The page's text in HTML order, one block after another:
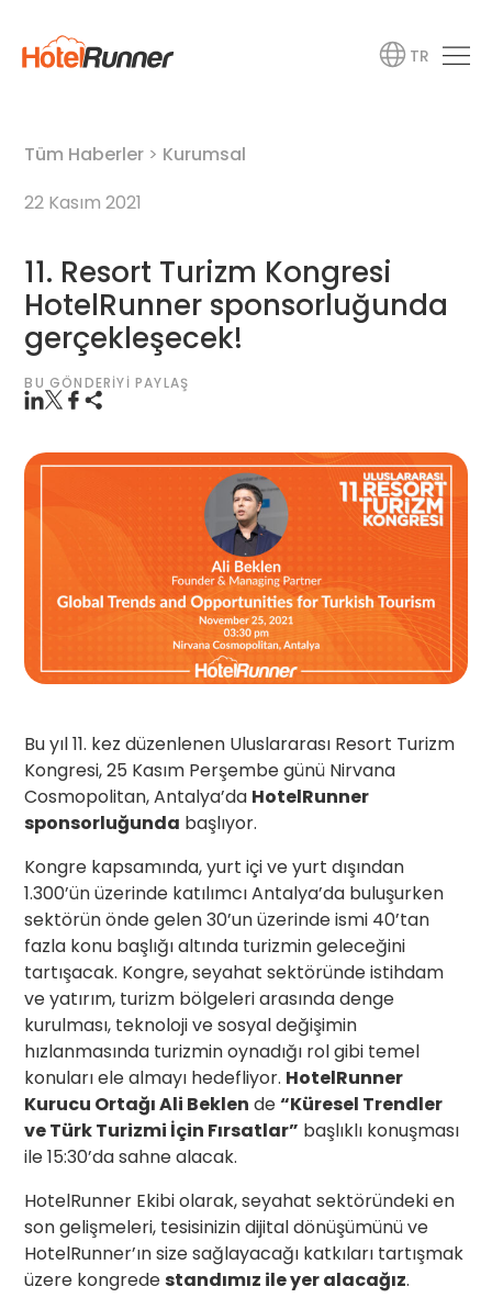
TR
Tüm Haberler > Kurumsal
22 Kasım 2021
11. Resort Turizm Kongresi
HotelRunner sponsorluğunda
gerçekleşecek!
BU GÖNDERIYI PAYLAŞ
Bu yıl 11. kez düzenlenen Uluslararası Resort Turizm
Kongresi, 25 Kasım Perşembe günü Nirvana
Cosmopolitan, Antalya’da HotelRunner
sponsorluğunda başlıyor.
Kongre kapsamında, yurt içi ve yurt dışından
1.300’ün üzerinde katılımcı Antalya’da buluşurken
sektörün önde gelen 30’un üzerinde ismi 40’tan
fazla konu başlığı altında turizmin geleceğini
tartışacak. Kongre, seyahat sektöründe istihdam
ve yatırım, turizm bölgeleri arasında denge
kurulması, teknoloji ve sosyal değişimin
hızlanmasında turizmin oynadığı rol gibi temel
konuları ele almayı hedefliyor. HotelRunner
Kurucu Ortağı Ali Beklen de“Küresel Trendler
ve Türk Turizmi İçin Fırsatlar” başlıklı konuşması
ile 15:30’da sahne alacak.
HotelRunner Ekibi olarak, seyahat sektöründeki en
son gelişmeleri, tesisinizin dijital dönüşümünü ve
HotelRunner’ın size sağlayacağı katkıları tartışmak
üzere kongredestandımız ile yer alacağız.